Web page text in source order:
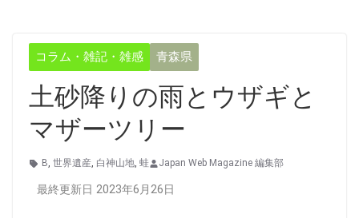
コラム・雑記・雑感 青森県
土砂降りの雨とウザギと
マザーツリー
B, 世界遺産, 白神山地, 蛙 Japan Web Magazine 編集部
最終更新日 2023年6月26日